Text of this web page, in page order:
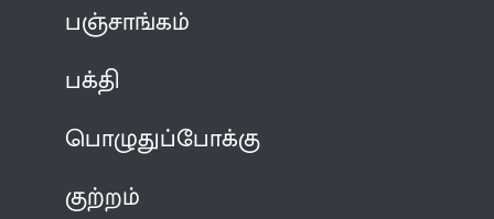
பஞ்சாங்கம்
பக்தி
பொழுதுப்போக்கு
குற்றம்